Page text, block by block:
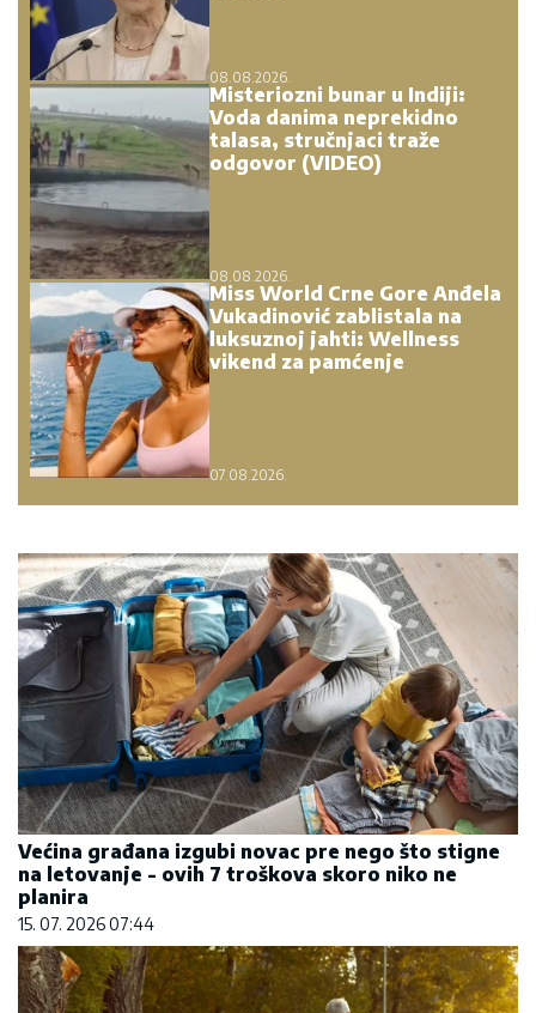
08.08.2026.
Misteriozni bunar u Indiji:
Voda danima neprekidno
talasa, stručnjaci traže
odgovor (VIDEO)
08.08.2026.
Miss World Crne Gore Anđela
Vukadinović zablistala na
luksuznoj jahti: Wellness
vikend za pamćenje
07.08.2026.
Većina građana izgubi novac pre nego što stigne
na letovanje - ovih 7 troškova skoro niko ne
planira
15. 07. 2026 07:44